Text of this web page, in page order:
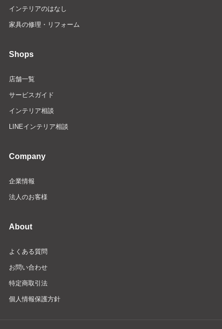
インテリアのはなし
家具の修理・リフォーム
Shops
店舗一覧
サービスガイド
インテリア相談
LINEインテリア相談
Company
企業情報
法人のお客様
About
よくある質問
お問い合わせ
特定商取引法
個人情報保護方針